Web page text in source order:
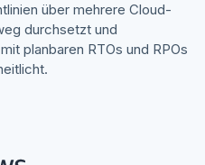
über mehrere Cloud-
durchsetzt und
planbaren RTOs und RPOs